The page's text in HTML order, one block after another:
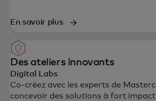
En savoir plus
Des ateliers innovants
Digital Labs
Co-créez avec les experts de
concevoir des solutions à fort